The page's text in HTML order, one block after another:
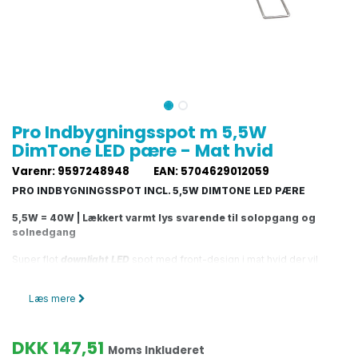
Pro Indbygningsspot m 5,5W
DimTone LED pære - Mat hvid
Varenr: 9597248948 EAN: 5704629012059
PRO INDBYGNINGSSPOT INCL. 5,5W DIMTONE LED PÆRE
5,5W = 40W | Lækkert varmt lys svarende til solopgang og
solnedgang
Super flot downlight LED spot med front-design i mat hvid der vil
Denne indbygningsspot er et virkeligt godt
Læs mere
DKK147,51 Moms Inkluderet